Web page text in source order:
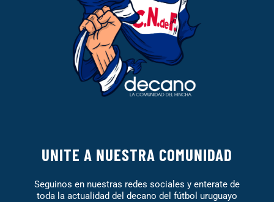
UNITE A NUESTRA COMUNIDAD
Seguinos en nuestras redes sociales y enterate de
toda la actualidad del decano del fútbol uruguayo